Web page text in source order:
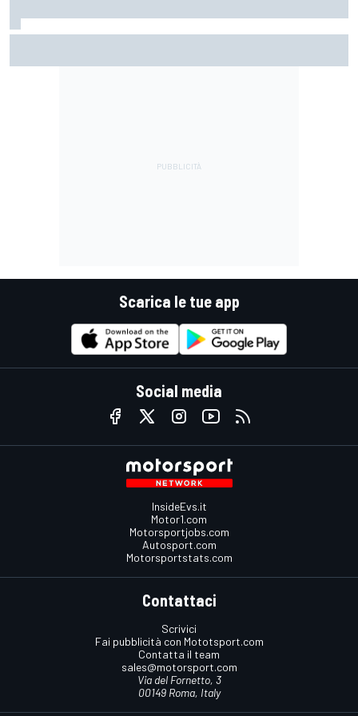
Scarica le tue app
Social media
InsideEvs.it
Motor1.com
Motorsportjobs.com
Autosport.com
Motorsportstats.com
Contattaci
Scrivici
Fai pubblicità con Mototsport.com
Contatta il team
sales@motorsport.com
Via del Fornetto, 3
00149 Roma, Italy